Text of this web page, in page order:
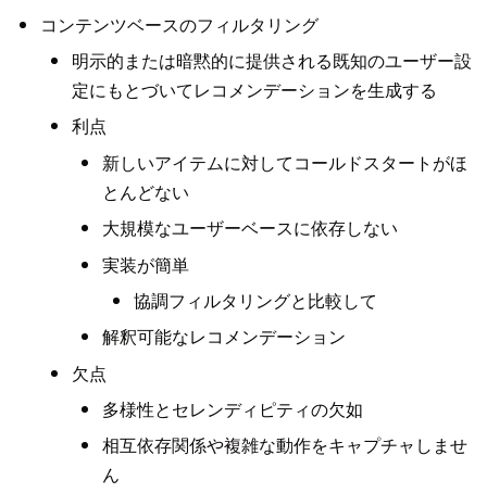
コンテンツベースのフィルタリング
明示的または暗黙的に提供される既知のユーザー設
定にもとづいてレコメンデーションを生成する
利点
新しいアイテムに対してコールドスタートがほ
とんどない
大規模なユーザーベースに依存しない
実装が簡単
協調フィルタリングと比較して
解釈可能なレコメンデーション
欠点
多様性とセレンディピティの欠如
相互依存関係や複雑な動作をキャプチャしませ
ん